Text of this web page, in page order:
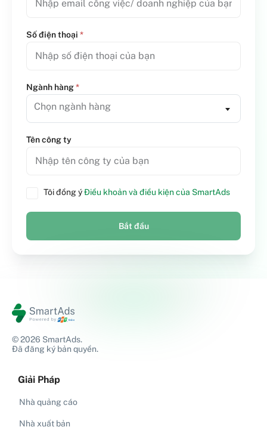
Số điện thoại *
Ngành hàng*
Chọn ngành hàng
Tên công ty
Tôi đồng ýĐiều khoản và điều kiện của SmartAds
Bắt đầu
© 2026 SmartAds.
Đã đăng ký bản quyền.
Giải Pháp
Nhà quảng cáo
Nhà xuất bản